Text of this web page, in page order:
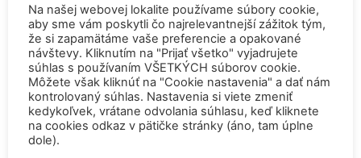
Palivo v Mochovciach 4: Slovensko upevňuje pozíciu medzi
jadrovou špičkou Európy
2. júla 2026
Startup Helion získal stámilióny na fúznu elektráreň pre
Microsoft
15. júna 2026
Prednáška o jadrovej energetike zaujala študentov aj
Na našej webovej lokalite používame súbory cookie,
aby sme vám poskytli čo najrelevantnejší zážitok tým,
že si zapamätáme vaše preferencie a opakované
návštevy. Kliknutím na "Prijať všetko" vyjadrujete
súhlas s používaním VŠETKÝCH súborov cookie.
Môžete však kliknúť na "Cookie nastavenia" a dať nám
kontrolovaný súhlas. Nastavenia si viete zmeniť
kedykoľvek, vrátane odvolania súhlasu, keď kliknete
na cookies odkaz v pätičke stránky (áno, tam úplne
dole).